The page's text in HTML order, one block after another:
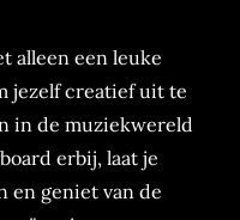
alleen een leuke
jezelf creatief uit te
in de muziekwereld
erbij, laat je
en geniet van de